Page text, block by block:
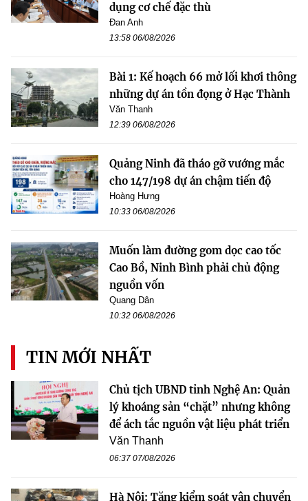
dụng cơ chế đặc thù
Đan Anh
13:58 06/08/2026
Bài 1: Kế hoạch 66 mở lối khơi thông
những dự án tồn đọng ở Hạc Thành
Văn Thanh
12:39 06/08/2026
Quảng Ninh đã tháo gỡ vướng mắc
cho 147/198 dự án chậm tiến độ
Hoàng Hưng
10:33 06/08/2026
Muốn làm đường gom dọc cao tốc
Cao Bồ, Ninh Bình phải chủ động
nguồn vốn
Quang Dân
10:32 06/08/2026
TIN MỚI NHẤT
Chủ tịch UBND tỉnh Nghệ An: Quản
lý khoáng sản “chặt” nhưng không
để ách tắc nguồn vật liệu phát triển
Văn Thanh
06:37 07/08/2026
Hà Nội: Tăng kiểm soát vận chuyển